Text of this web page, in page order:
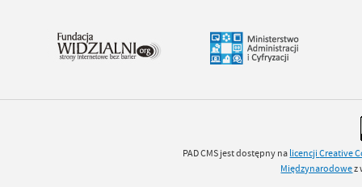
PAD CMS jest dostępny na licencjiCreative
Międzynarodowez